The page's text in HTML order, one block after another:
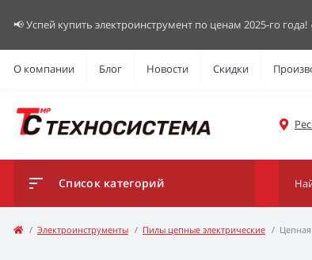
📢 Успей купить электроинструмент по ценам 2025-го года!
О компании Блог Новости Скидки
Список категорий
Электроинструменты Пилы цепные электрические